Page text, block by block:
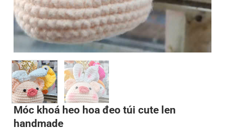
Móc khoá heo hoa đeo túi cute len
handmade